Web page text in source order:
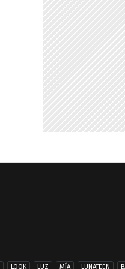
LOOK LUZ MÍA LUNATEEN